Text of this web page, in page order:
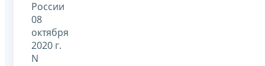
России
08
октября
2020 г.
N